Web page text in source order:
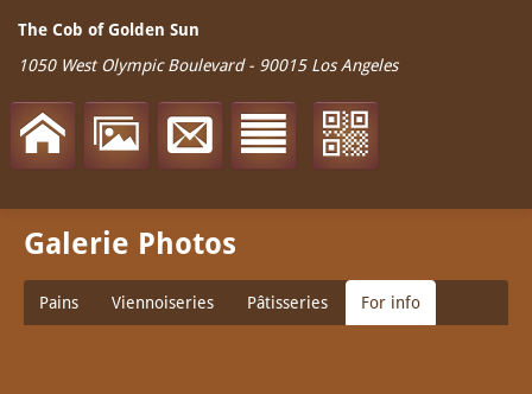
The Cob of Golden Sun
1050 West Olympic Boulevard- 90015 Los Angeles
Galerie Photos
Pains Viennoiseries Pâtisseries For info